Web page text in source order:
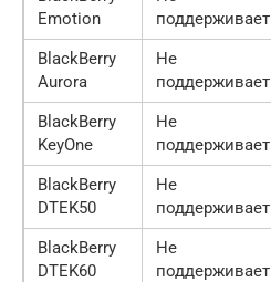
Emotion
поддерживает
BlackBerry
Aurora
Не
поддерживает
BlackBerry
KeyOne
Не
поддерживает
BlackBerry
DTEK50
Не
поддерживает
BlackBerry
DTEK60
Не
поддерживает